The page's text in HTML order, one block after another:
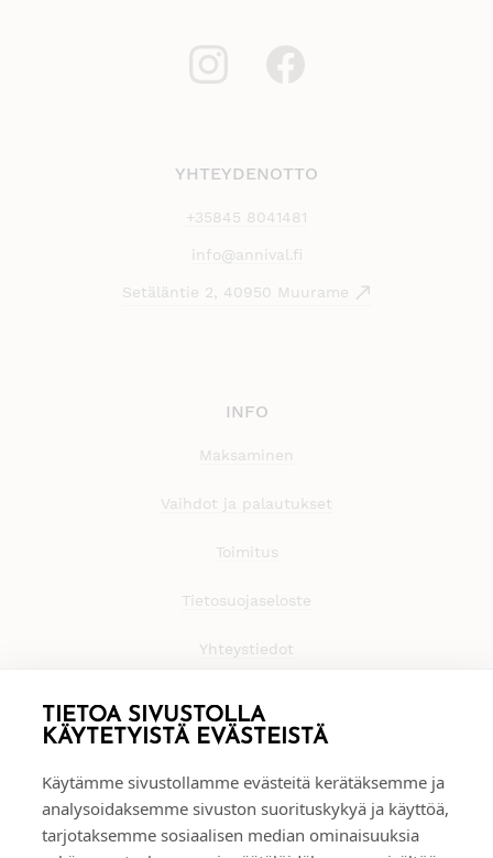
TIETOA SIVUSTOLLA
KÄYTETYISTÄ EVÄSTEISTÄ
Käytämme sivustollamme evästeitä kerätäksemme ja
analysoidaksemme sivuston suorituskykyä ja käyttöä,
tarjotaksemme sosiaalisen median ominaisuuksia
YHTEYDENOTTO
+35845 8041481
info@annival.fi
Setäläntie 2, 40950 Muurame
INFO
Maksaminen
Vaihdot ja palautukset
Toimitus
Tietosuojaseloste
Yhteystiedot